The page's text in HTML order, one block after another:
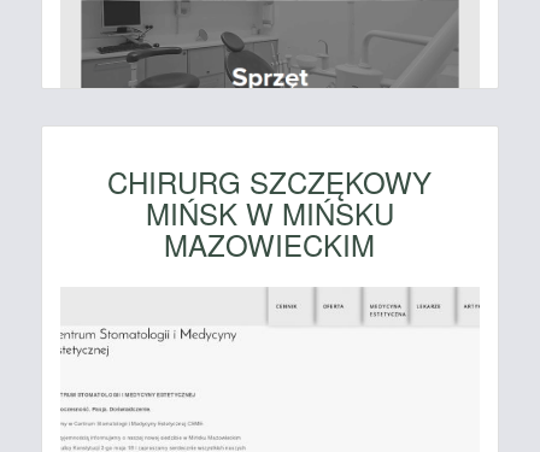
CHIRURG SZCZĘKOWY
MIŃSK W MIŃSKU
MAZOWIECKIM